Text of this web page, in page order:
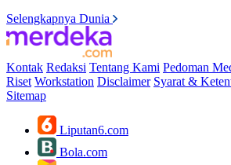
Selengkapnya Dunia
Kontak Redaksi Tentang Kami Pedoman
Riset Workstation Disclaimer Syarat &
Sitemap
Liputan6.com
Bola.com